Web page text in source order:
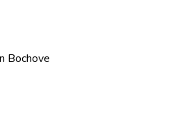
Bochove